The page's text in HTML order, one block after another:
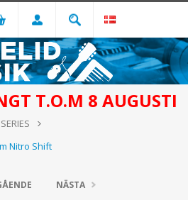
T.O.M 8 AUGUSTI
Nitro Shift
NÄSTA